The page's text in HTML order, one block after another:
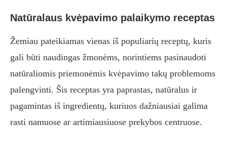
Natūralaus kvėpavimo palaikymo receptas
Žemiau pateikiamas vienas iš populiarių receptų, kuris
gali būti naudingas žmonėms, norintiems pasinaudoti
natūraliomis priemonėmis kvėpavimo takų problemoms
palengvinti. Šis receptas yra paprastas, natūralus ir
pagamintas iš ingredientų, kuriuos dažniausiai galima
rasti namuose ar artimiausiuose prekybos centruose.